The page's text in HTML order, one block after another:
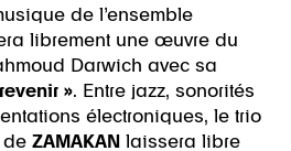
de l’ensemble
librement une œuvre du
Darwich avec sa
». Entre jazz, sonorités
électroniques, le trio
de ZAMAKAN
laissera libre